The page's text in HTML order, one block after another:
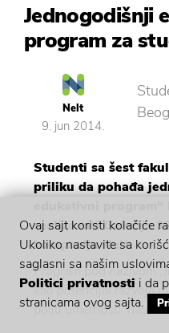
Jednogodišnji
program za
Nelt
9. jun 2014.
Studenti sa šest
priliku da pohađa
realizovati Galerija
kompanija Nelt.
Program pod nazivom
kao potencijal razvoja
polju umetnosti, nauke i
Ovaj sajt koristi kolačiće
Ukoliko nastavite sa
saglasni sa našim
Politici privatnosti i da
stranicama ovog sajta.